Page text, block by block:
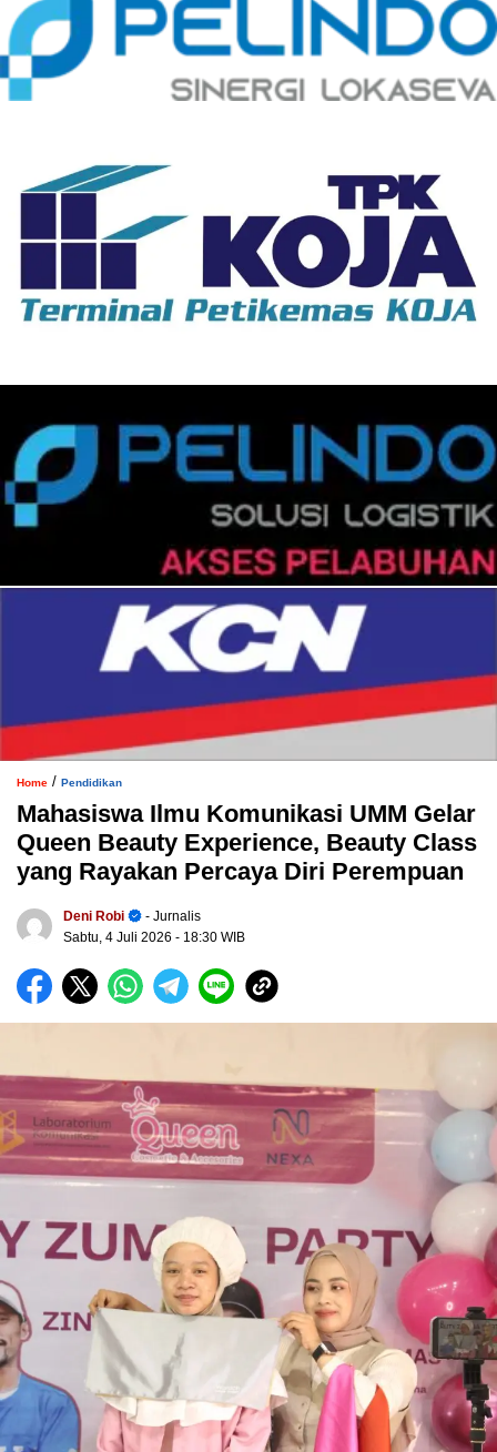
Home / Pendidikan
Mahasiswa Ilmu Komunikasi UMM Gelar
Queen Beauty Experience, Beauty Class
yang Rayakan Percaya Diri Perempuan
Deni Robi
- Jurnalis
Sabtu, 4 Juli 2026 - 18:30 WIB